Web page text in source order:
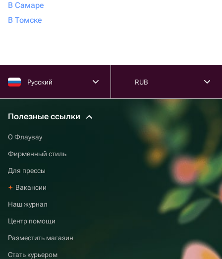
В Самаре
В Томске
Русский RUB
Полезные ссылки
О Флаувау
Фирменный стиль
Для прессы
Вакансии
Наш журнал
Центр помощи
Разместить магазин
Стать курьером